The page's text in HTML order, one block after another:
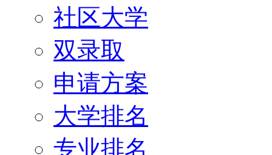
社区大学
双录取
申请方案
大学排名
专业排名